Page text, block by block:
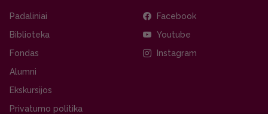
Padaliniai
Biblioteka
Fondas
Alumni
Ekskursijos
Privatumo politika
Facebook
Youtube
Instagram